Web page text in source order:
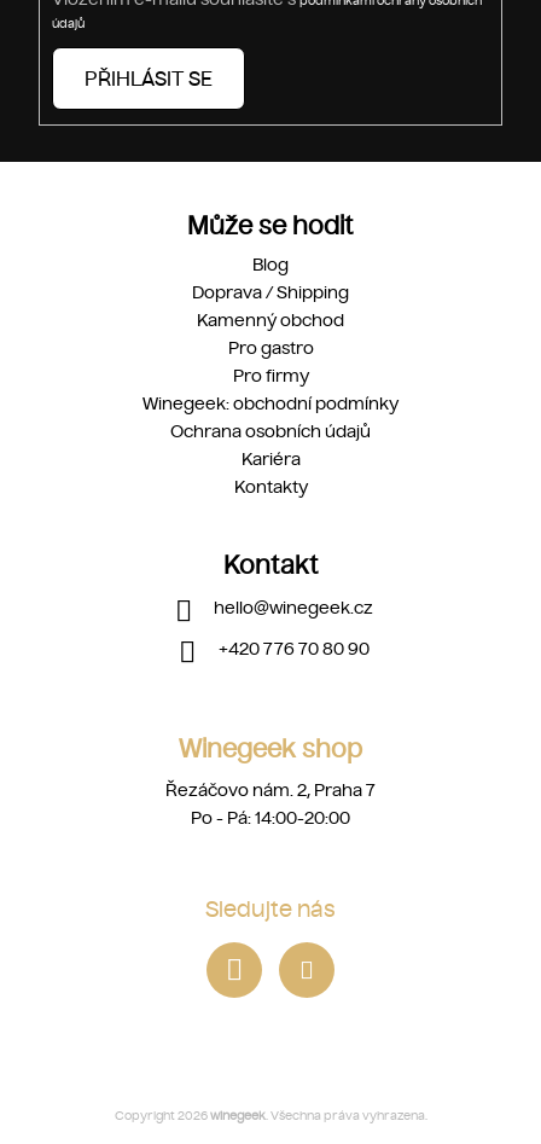
údajů
PŘIHLÁSIT SE
Může se hodit
Blog
Doprava / Shipping
Kamenný obchod
Pro gastro
Pro firmy
Winegeek: obchodní podmínky
Ochrana osobních údajů
Kariéra
Kontakty
Kontakt
hello@winegeek.cz
+420 776 70 80 90
Winegeek shop
Řezáčovo nám. 2, Praha 7
Po - Pá: 14:00-20:00
Sledujte nás
Copyright 2026winegeek. Všechna práva vyhrazena.